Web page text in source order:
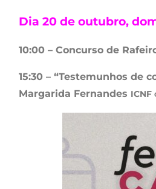
Dia 20 de outubro,
10:00 – Concurso de
15:30 – “Testemunhos de
Margarida Fernandes ICNF